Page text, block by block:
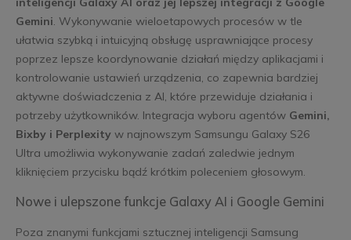
Gemini. Wykonywanie wieloetapowych procesów w tle
ułatwia szybką i intuicyjną obsługę usprawniające procesy
poprzez lepsze koordynowanie działań między aplikacjami i
kontrolowanie ustawień urządzenia, co zapewnia bardziej
aktywne doświadczenia z AI, które przewiduje działania i
potrzeby użytkowników. Integracja wyboru agentów Gemini,
Bixby i Perplexityw najnowszym Samsungu Galaxy S26
Ultra umożliwia wykonywanie zadań zaledwie jednym
kliknięciem przycisku bądź krótkim poleceniem głosowym.
Nowe i ulepszone funkcje Galaxy AI i Google Gemini
Poza znanymi funkcjami sztucznej inteligencji Samsung